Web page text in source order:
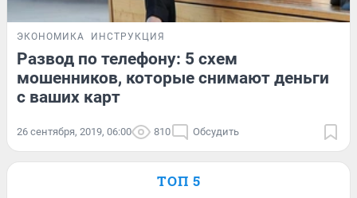
ЭКОНОМИКА ИНСТРУКЦИЯ
Развод по телефону: 5 схем
мошенников, которые снимают деньги
с ваших карт
26 сентября, 2019, 06:00 810 Обсудить
ТОП 5